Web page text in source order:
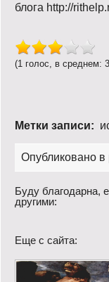
блога http://
(1 голос, в среднем:
Метки записи:
Опубликовано в
Буду благодарна,
другими:
Еще с сайта: